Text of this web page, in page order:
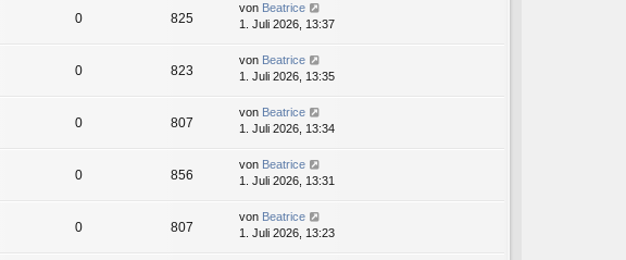
0 825
von Beatrice
1. Juli 2026, 13:37
0 823
von Beatrice
1. Juli 2026, 13:35
0 807
von Beatrice
1. Juli 2026, 13:34
0 856
von Beatrice
1. Juli 2026, 13:31
0 807
von Beatrice
1. Juli 2026, 13:23